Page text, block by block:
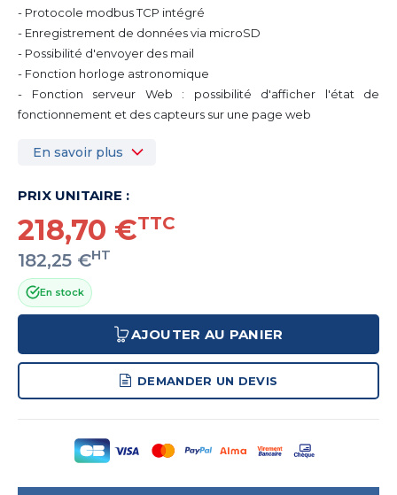
- Protocole modbus TCP intégré
- Enregistrement de données via microSD
- Possibilité d'envoyer des mail
- Fonction horloge astronomique
- Fonction serveur Web : possibilité d'afficher l'état de
fonctionnement et des capteurs sur une page web
En savoir plus
PRIX UNITAIRE :
218,70 €TTC
182,25 €HT
En stock
AJOUTER AU PANIER
DEMANDER UN DEVIS